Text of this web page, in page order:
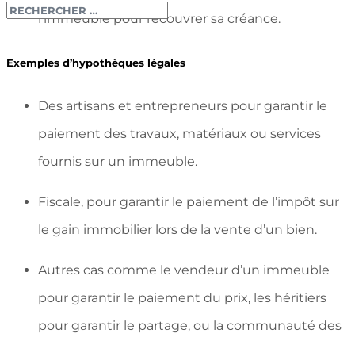
l’immeuble pour recouvrer sa créance.
Exemples d’hypothèques légales
Des artisans et entrepreneurs pour garantir le
paiement des travaux, matériaux ou services
fournis sur un immeuble.
Fiscale, pour garantir le paiement de l’impôt sur
le gain immobilier lors de la vente d’un bien.
Autres cas comme le vendeur d’un immeuble
pour garantir le paiement du prix, les héritiers
pour garantir le partage, ou la communauté des